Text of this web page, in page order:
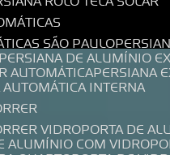
SÃO PAULO
PERSIANA DE ALUMÍNIO
AUTOMÁTICA PERSIANA
AUTOMÁTICA INTERNA
VIDRO PORTA DE
ALUMÍNIO COM VIDRO